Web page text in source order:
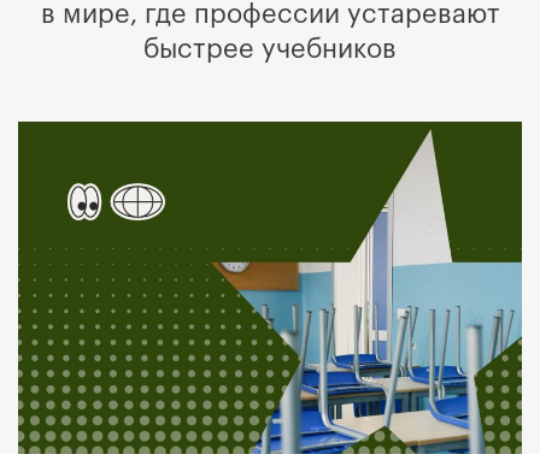
в мире, где профессии устаревают
быстрее учебников